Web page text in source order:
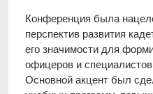
Конференция была
перспектив развития
его значимости для
офицеров и
Основной акцент был